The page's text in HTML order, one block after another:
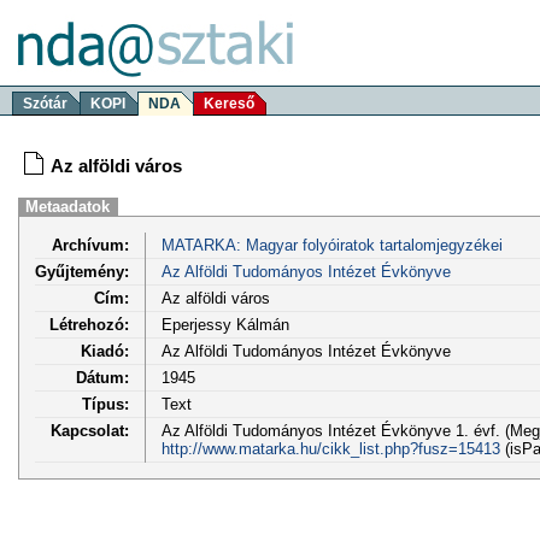
Szótár KOPI NDA Kereső
Az alföldi város
Metaadatok
Archívum:
MATARKA: Magyar folyóiratok tartalomjegyzékei
Gyűjtemény:
Az Alföldi Tudományos Intézet Évkönyve
Cím:
Az alföldi város
Létrehozó:
Eperjessy Kálmán
Kiadó:
Az Alföldi Tudományos Intézet Évkönyve
Dátum:
1945
Típus:
Text
Kapcsolat:
Az Alföldi Tudományos Intézet Évkönyve 1. évf.
http://www.matarka.hu/cikk_list.php?fusz=15413